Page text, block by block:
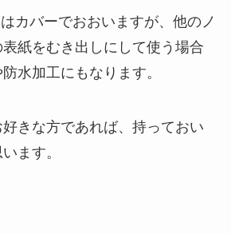
カバーでおおいますが、他のノ
紙をむき出しにして使う場合
水加工にもなります。
きな方であれば、持っておい
ます。